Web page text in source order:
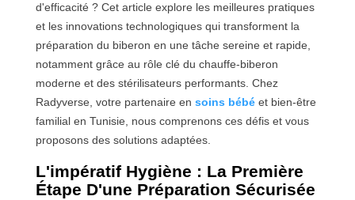
L'entretien post-biberon : nettoyage et stérilisation
Nettoyage immédiat : les bons réflexes
Optimiser la préparation du biberon au quotidien
Préparer à l'avance : mythe ou réalité ?
Les outils qui simplifient le quotidien
Gérer les imprévus : la préparation en
Les erreurs fréquentes à éviter
Le surdosage ou sous-dosage
d'efficacité ? Cet article explore les meilleures pratiques
et les innovations technologiques qui transforment la
préparation du biberon en une tâche sereine et rapide,
notamment grâce au rôle clé du chauffe-biberon
moderne et des stérilisateurs performants. Chez
Radyverse, votre partenaire en soins bébé et bien-être
familial en Tunisie, nous comprenons ces défis et vous
proposons des solutions adaptées.
L'impératif Hygiène : La Première
Étape D'une Préparation Sécurisée